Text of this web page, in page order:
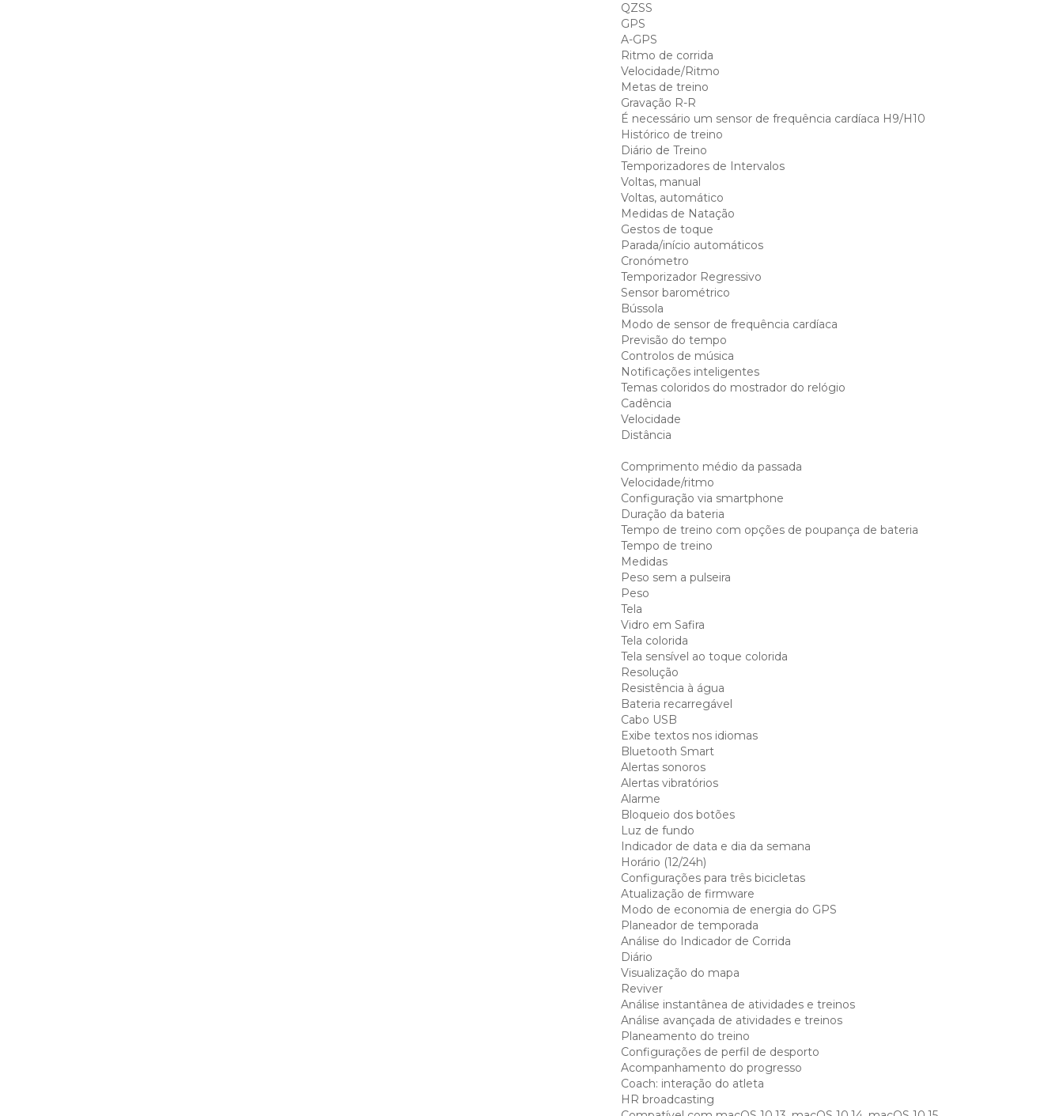
QZSS
GPS
A-GPS
Ritmo de corrida
Velocidade/Ritmo
Metas de treino
Gravação R-R
É necessário um sensor de frequência cardíaca H9/H10
Histórico de treino
Diário de Treino
Temporizadores de Intervalos
Voltas, manual
Voltas, automático
Medidas de Natação
Gestos de toque
Parada/início automáticos
Cronómetro
Temporizador Regressivo
Sensor barométrico
Bússola
Modo de sensor de frequência cardíaca
Previsão do tempo
Controlos de música
Notificações inteligentes
Temas coloridos do mostrador do relógio
Cadência
Velocidade
Distância
Comprimento médio da passada
Velocidade/ritmo
Configuração via smartphone
Duração da bateria
Tempo de treino com opções de poupança de bateria
Tempo de treino
Medidas
Peso sem a pulseira
Peso
Tela
Vidro em Safira
Tela colorida
Tela sensível ao toque colorida
Resolução
Resistência à água
Bateria recarregável
Cabo USB
Exibe textos nos idiomas
Bluetooth Smart
Alertas sonoros
Alertas vibratórios
Alarme
Bloqueio dos botões
Luz de fundo
Indicador de data e dia da semana
Horário (12/24h)
Configurações para três bicicletas
Atualização de firmware
Modo de economia de energia do GPS
Planeador de temporada
Análise do Indicador de Corrida
Diário
Visualização do mapa
Reviver
Análise instantânea de atividades e treinos
Análise avançada de atividades e treinos
Planeamento do treino
Configurações de perfil de desporto
Acompanhamento do progresso
Coach: interação do atleta
HR broadcasting